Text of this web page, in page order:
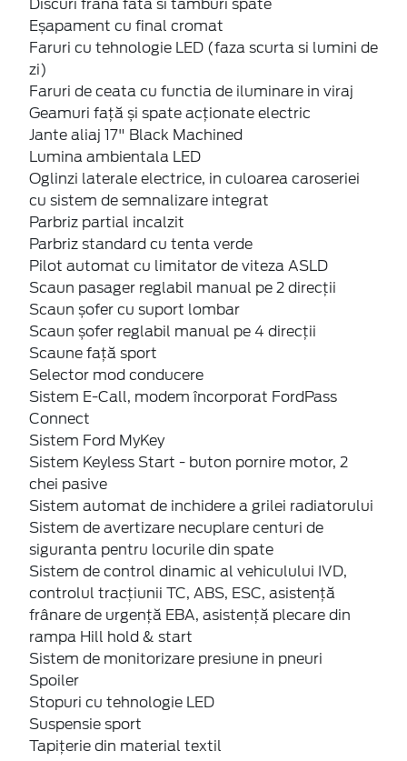
Eșapament cu final cromat
Faruri cu tehnologie LED (faza scurta si lumini de
zi)
Faruri de ceata cu functia de iluminare in viraj
Geamuri față și spate acționate electric
Jante aliaj 17" Black Machined
Lumina ambientala LED
Oglinzi laterale electrice, in culoarea caroseriei
cu sistem de semnalizare integrat
Parbriz partial incalzit
Parbriz standard cu tenta verde
Pilot automat cu limitator de viteza ASLD
Scaun pasager reglabil manual pe 2 direcții
Scaun șofer cu suport lombar
Scaun șofer reglabil manual pe 4 direcții
Scaune față sport
Selector mod conducere
Sistem E-Call, modem încorporat FordPass
Connect
Sistem Ford MyKey
Sistem Keyless Start - buton pornire motor, 2
chei pasive
Sistem automat de inchidere a grilei radiatorului
Sistem de avertizare necuplare centuri de
siguranta pentru locurile din spate
Sistem de control dinamic al vehiculului IVD,
controlul tracțiunii TC, ABS, ESC, asistență
frânare de urgență EBA, asistență plecare din
rampa Hill hold & start
Sistem de monitorizare presiune in pneuri
Spoiler
Stopuri cu tehnologie LED
Suspensie sport
Tapițerie din material textil
Volan sport cu 3 spițe, îmbrăcat în piele